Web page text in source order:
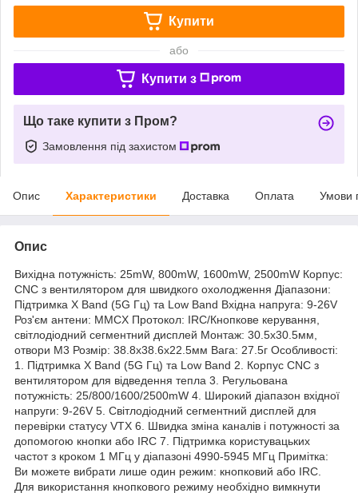
Купити
або
Купити з
Що таке купити з Пром?
Замовлення під захистом
Опис Характеристики Доставка Оплата Умови
Опис
Вихідна потужність: 25mW, 800mW, 1600mW, 2500mW Корпус:
CNC з вентилятором для швидкого охолодження Діапазони:
Підтримка X Band (5G Гц) та Low Band Вхідна напруга: 9-26V
Роз'єм антени: MMCX Протокол: IRC/Кнопкове керування,
світлодіодний сегментний дисплей Монтаж: 30.5x30.5мм,
отвори M3 Розмір: 38.8x38.6x22.5мм Вага: 27.5г Особливості:
1. Підтримка X Band (5G Гц) та Low Band 2. Корпус CNC з
вентилятором для відведення тепла 3. Регульована
потужність: 25/800/1600/2500mW 4. Широкий діапазон вхідної
напруги: 9-26V 5. Світлодіодний сегментний дисплей для
перевірки статусу VTX 6. Швидка зміна каналів і потужності за
допомогою кнопки або IRC 7. Підтримка користувацьких
частот з кроком 1 МГц у діапазоні 4990-5945 МГц Примітка:
Ви можете вибрати лише один режим: кнопковий або IRC.
Для використання кнопкового режиму необхідно вимкнути